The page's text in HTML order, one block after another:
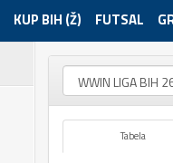
KUP BIH (Ž) FUTSAL
Tabela